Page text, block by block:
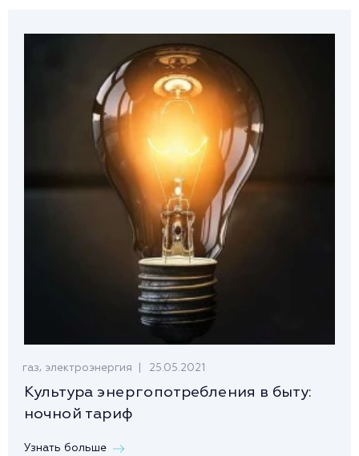
газ, электроэнергия 25.05.2021
Культура энергопотребления в быту:
ночной тариф
Узнать больше